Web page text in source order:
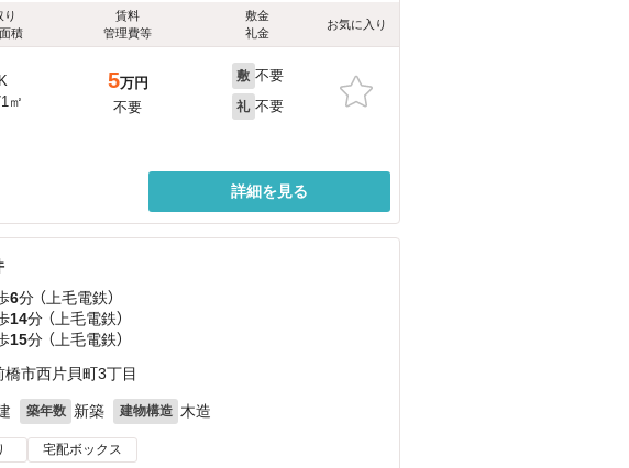
り
積
賃料
管理費等
敷金
礼金
お気に入り
㎡
5万円
不要
敷 不要
礼 不要
詳細を見る
6分 （上毛電鉄）
14分 （上毛電鉄）
15分 （上毛電鉄）
橋市西片貝町3丁目
築年数 新築 建物構造 木造
宅配ボックス